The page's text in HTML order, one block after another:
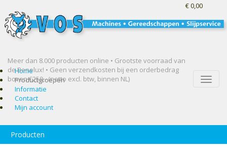
Meer dan 8.000 producten online • Grootste voorraad van
de Benelux! • Geen verzendkosten bij een orderbedrag
boven €250,- (netto excl. btw, binnen NL)
€ 0,00
Toggle
Home
Productgroepen
Informatie
Contact
Mijn account
Producten